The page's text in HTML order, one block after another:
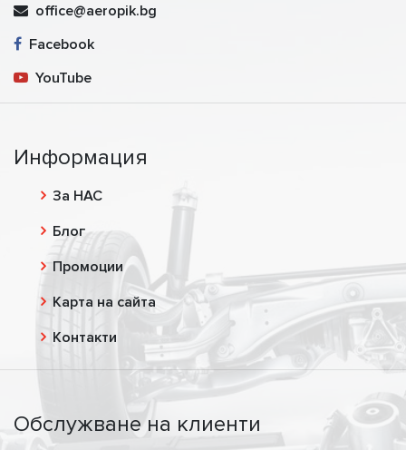
office@aeropik.bg
Facebook
YouTube
Информация
За НАС
Блог
Промоции
Карта на сайта
Контакти
Обслужване на клиенти